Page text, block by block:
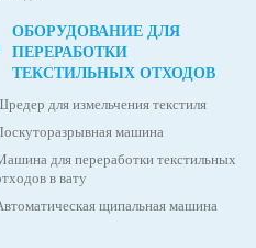
ОБОРУДОВАНИЕ ДЛЯ
ПЕРЕРАБОТКИ
ТЕКСТИЛЬНЫХ ОТХОДОВ
для измельчения текстиля
машина
для переработки текстильных
в вату
щипальная машина